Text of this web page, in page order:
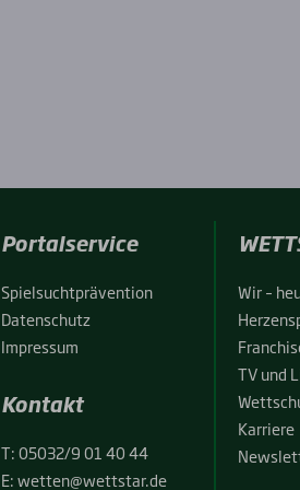
Portalservice
Spiel­sucht­prä­ven­ti­on
Daten­schutz
Impres­sum
Kontakt
T:05032/9 01 40 44
E:wetten@wettstar.de
Wir –
TV und
Kar­rie­re